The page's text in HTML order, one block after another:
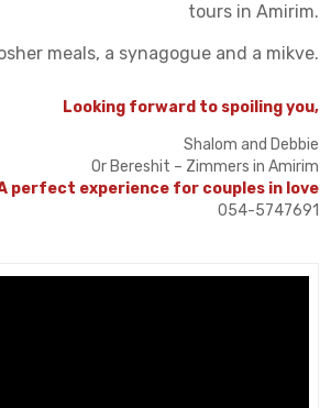
tours in Amirim.
meals, a synagogue and a mikve.
Looking forward to spoiling you,
Shalom and Debbie
Or Bereshit – Zimmers in Amirim
perfect experience for couples in love
054-5747691